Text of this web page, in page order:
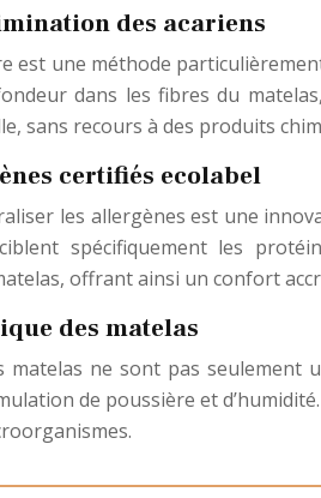
des acariens
est une méthode
dans les fibres du
sans recours à des produits
certifiés ecolabel
les allergènes est une
spécifiquement les
offrant ainsi un confort
des matelas
ne sont pas seulement
de poussière et